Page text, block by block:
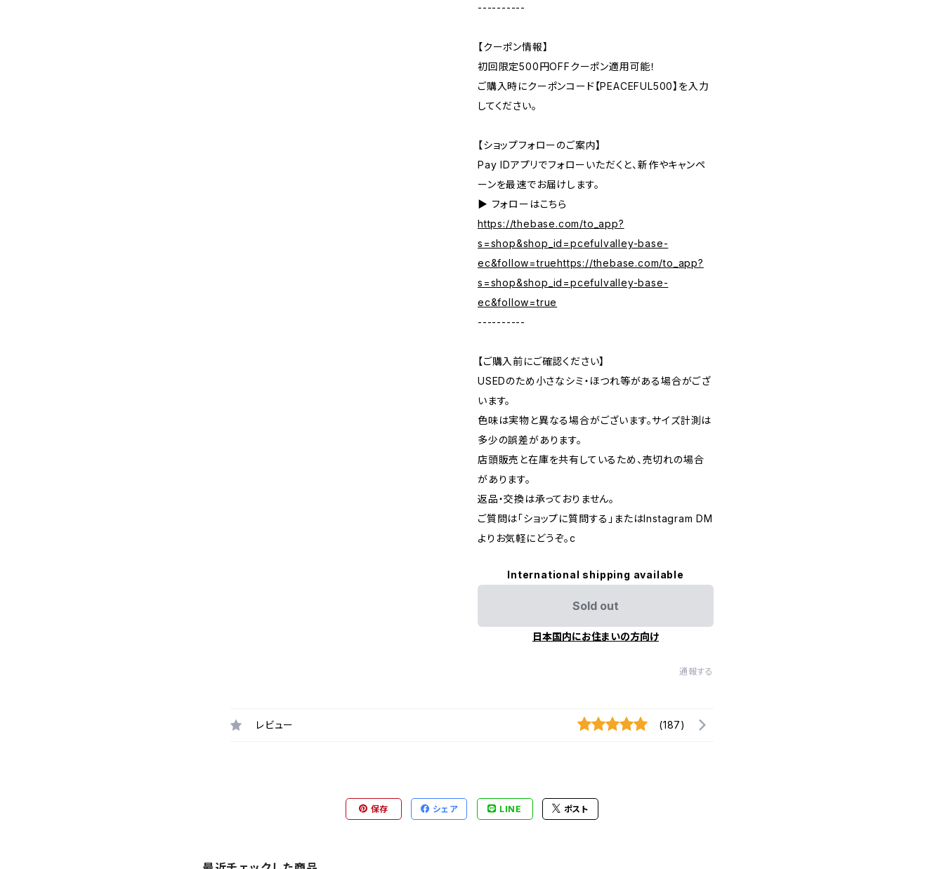
----------
【クーポン情報】
初回限定500円OFFクーポン適用可能！
ご購入時にクーポンコード【PEACEFUL500】を入力
してください。
【ショップフォローのご案内】
Pay IDアプリでフォローいただくと、新作やキャンペ
ーンを最速でお届けします。
▶︎ フォローはこちら
https://thebase.com/to_app?
s=shop&shop_id=pcefulvalley-base-
ec&follow=truehttps://thebase.com/to_app?
s=shop&shop_id=pcefulvalley-base-
ec&follow=true
----------
【ご購入前にご確認ください】
USEDのため小さなシミ・ほつれ等がある場合がござ
います。
色味は実物と異なる場合がございます。サイズ計測は
多少の誤差があります。
店頭販売と在庫を共有しているため、売切れの場合
があります。
返品・交換は承っておりません。
ご質問は「ショップに質問する」またはInstagram DM
よりお気軽にどうぞ。c
International shipping available
Sold out
日本国内にお住まいの方向け
通報する
レビュー (187)
保存 シェア LINE ポスト